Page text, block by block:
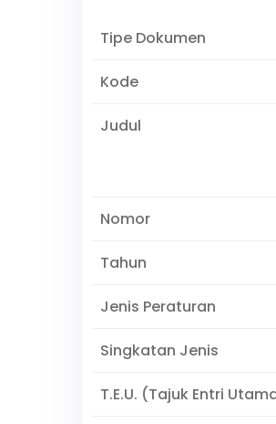
Tipe Dokumen
Kode
Judul
Nomor
Tahun
Jenis Peraturan
Singkatan Jenis
T.E.U. (Tajuk Entri